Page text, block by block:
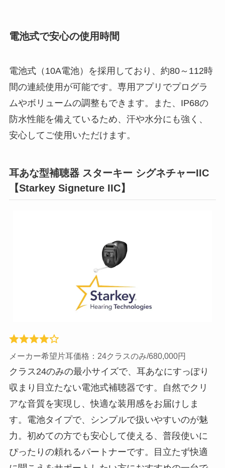
電池式で安心の使用時間
電池式（10A電池）を採用しており、約80～112時
間の連続使用が可能です。専用アプリでプログラ
ムやボリュームの調整もできます。また、IP68の
防水性能を備えているため、汗や水分にも強く、
安心してご使用いただけます。
耳あな型補聴器 スターキー シグネチャーIIC
【Starkey Signeture IIC】
メーカー希望片耳価格：24クラスのみ/680,000円
クラス24のみの最小サイズで、耳あなにすっぽり
収まり目立たない電池式補聴器です。自然でクリ
アな音質を実現し、快適な装用感をお届けしま
す。電池タイプで、シンプルで扱いやすいのが魅
力。初めての方でも安心して使える、普段使いに
ぴったりの頼れるパートナーです。目立たず快適